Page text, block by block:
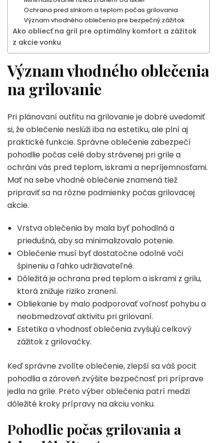
Ochrana pred slnkom a teplom počas grilovania
Význam vhodného oblečenia pre bezpečný zážitok
Ako obliecť na gril pre optimálny komfort a zážitok
z akcie vonku
Význam vhodného oblečenia
na grilovanie
Pri plánovaní outfitu na grilovanie je dobré uvedomiť
si, že oblečenie neslúži iba na estetiku, ale plní aj
praktické funkcie. Správne oblečenie zabezpečí
pohodlie počas celé doby strávenej pri grile a
ochráni vás pred teplom, iskrami a nepríjemnosťami.
Mať na sebe vhodné oblečenie znamená tiež
pripraviť sa na rôzne podmienky počas grilovacej
akcie.
Vrstva oblečenia by mala byť pohodlná a
priedušná, aby sa minimalizovalo potenie.
Oblečenie musí byť dostatočne odolné voči
špineniu a ľahko udržiavateľné.
Dôležitá je ochrana pred teplom a iskrami z grilu,
ktorá znižuje riziko zranení.
Obliekanie by malo podporovať voľnosť pohybu a
neobmedzovať aktivitu pri grilovaní.
Estetika a vhodnosť oblečenia zvyšujú celkový
zážitok z grilovačky.
Keď správne zvolíte oblečenie, zlepší sa váš pocit
pohodlia a zároveň zvýšite bezpečnosť pri príprave
jedla na grile. Preto výber oblečenia patrí medzi
dôležité kroky prípravy na akciu vonku.
Pohodlie počas grilovania a